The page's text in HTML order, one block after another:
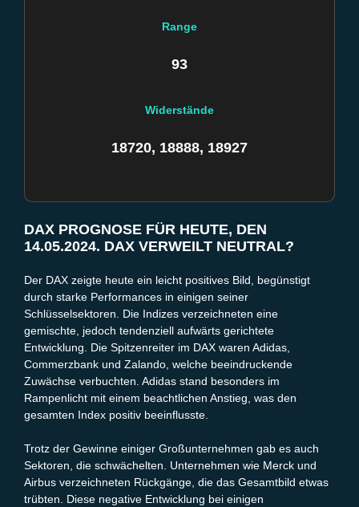
Range
93
Widerstände
18720, 18888, 18927
DAX PROGNOSE FÜR HEUTE, DEN
14.05.2024. DAX VERWEILT NEUTRAL?
Der DAX zeigte heute ein leicht positives Bild, begünstigt
durch starke Performances in einigen seiner
Schlüsselsektoren. Die Indizes verzeichneten eine
gemischte, jedoch tendenziell aufwärts gerichtete
Entwicklung. Die Spitzenreiter im DAX waren Adidas,
Commerzbank und Zalando, welche beeindruckende
Zuwächse verbuchten. Adidas stand besonders im
Rampenlicht mit einem beachtlichen Anstieg, was den
gesamten Index positiv beeinflusste.
Trotz der Gewinne einiger Großunternehmen gab es auch
Sektoren, die schwächelten. Unternehmen wie Merck und
Airbus verzeichneten Rückgänge, die das Gesamtbild etwas
trübten. Diese negative Entwicklung bei einigen